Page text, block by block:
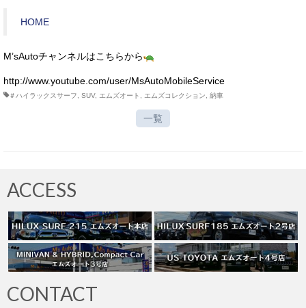
HOME
M’sAutoチャンネルはこちらから
http://www.youtube.com/user/MsAutoMobileService
＃ハイラックスサーフ SUV, エムズオート エムズコレクション 納車
一覧
ACCESS
CONTACT